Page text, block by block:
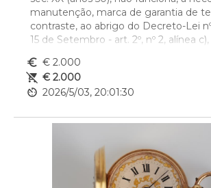
manutenção, marca de garantia de
contraste, ao abrigo do Decreto-Lei
15 de Setembro - art. 2º, nº 2, alínea
Dim. - 4,5 cm
Peso - (bruto) 49,2 g.
euro_symbol € 2.000
remove_shopping_cart € 2.000
av_timer 2026/5/03, 20:01:30